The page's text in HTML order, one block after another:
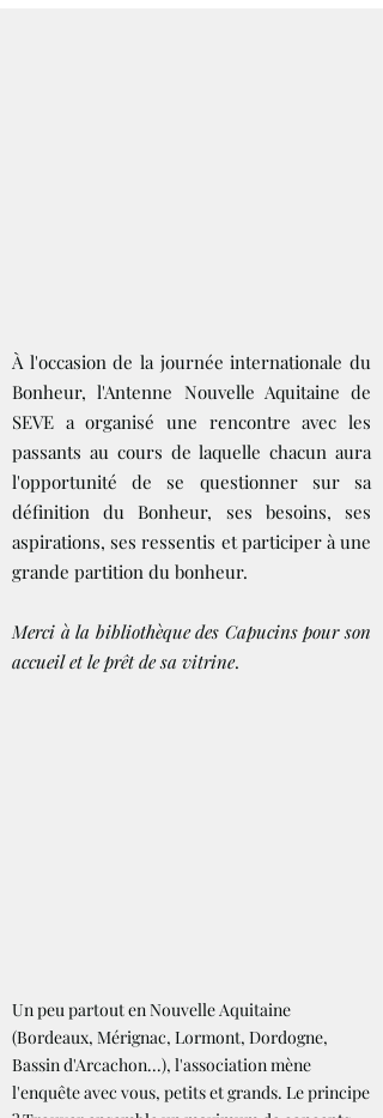
À l'occasion de la journée internationale du
Bonheur, l'Antenne Nouvelle Aquitaine de
SEVE a organisé une rencontre avec les
passants au cours de laquelle chacun aura
l'opportunité de se questionner sur sa
définition du Bonheur, ses besoins, ses
aspirations, ses ressentis et participer à une
grande partition du bonheur.
Merci à la bibliothèque des Capucins pour son
accueil et le prêt de sa vitrine.
Un peu partout en Nouvelle Aquitaine
(Bordeaux, Mérignac, Lormont, Dordogne,
Bassin d'Arcachon...), l'association mène
l'enquête avec vous, petits et grands. Le principe